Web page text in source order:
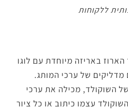
ללקוחות
באריזה מיוחדת עם לוגו
מדליקים של ערכי המותג.
השוקולד, מכילה את ערכי
עצמו כיתוב או כל ציור